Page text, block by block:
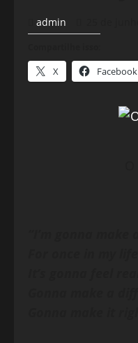
admin
X Facebook